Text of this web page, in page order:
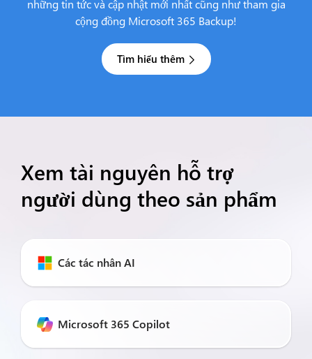
những tin tức và cập nhật mới nhất cũng như tham gia
cộng đồng Microsoft 365 Backup!
Tìm hiểu thêm
Xem tài nguyên hỗ trợ
người dùng theo sản phẩm
Các tác nhân AI
Microsoft 365 Copilot